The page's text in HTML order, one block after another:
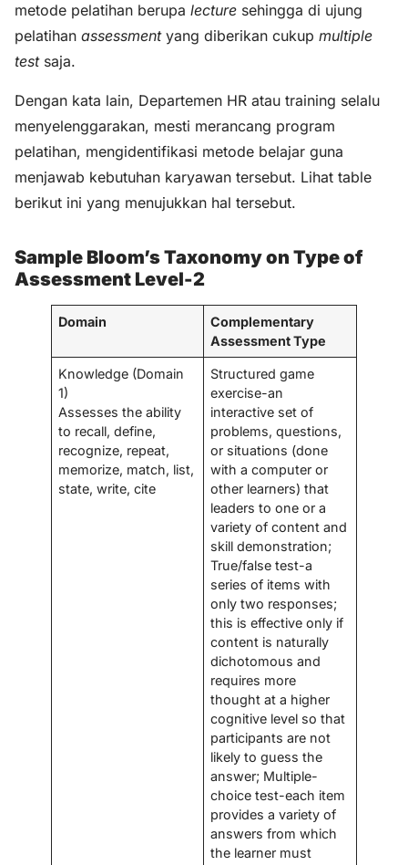
metode pelatihan berupa lecture sehingga di ujung
pelatihan assessmentyang diberikan cukup multiple
testsaja.
Dengan kata lain, Departemen HR atau training selalu
menyelenggarakan, mesti merancang program
pelatihan, mengidentifikasi metode belajar guna
menjawab kebutuhan karyawan tersebut. Lihat table
berikut ini yang menujukkan hal tersebut.
Sample Bloom’s Taxonomy on Type of
Assessment Level-2
Domain
Complementary
Assessment Type
Knowledge (Domain
1)
Assesses the ability
to recall, define,
recognize, repeat,
memorize, match, list,
state, write, cite
Structured game
exercise-an
interactive set of
problems, questions,
or situations (done
with a computer or
other learners) that
leaders to one or a
variety of content and
skill demonstration;
True/false test-a
series of items with
only two responses;
this is effective only if
content is naturally
dichotomous and
requires more
thought at a higher
cognitive level so that
participants are not
likely to guess the
answer; Multiple-
choice test-each item
provides a variety of
answers from which
the learner must